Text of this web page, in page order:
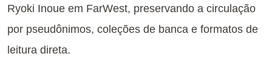
Ryoki Inoue em FarWest, preservando a circulação
por pseudônimos, coleções de banca e formatos de
leitura direta.